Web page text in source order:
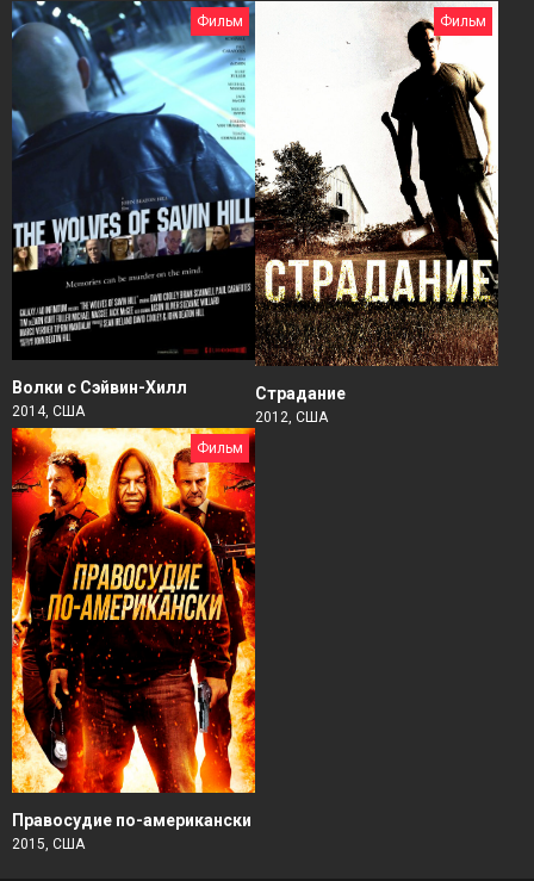
Фильм
Волки с Сэйвин-Хилл
2014, США
Фильм
Страдание
2012, США
Фильм
Правосудие по-американски
2015, США